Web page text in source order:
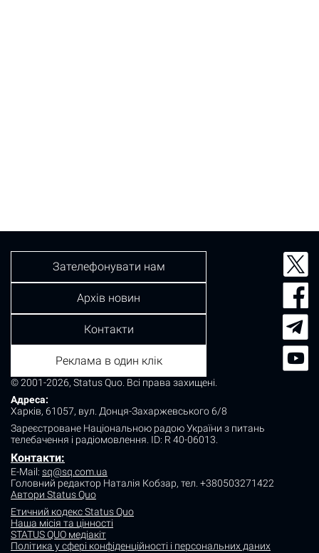
© 2001-2026, Status Quo. Всі права захищені.
Адреса:
Харків, 61057, вул. Донця-Захаржевського 6/8
Зареєстроване Національною радою України з питань
телебачення і радіомовлення. ID: R 40-06013.
Контакти:
E-Mail: sq@sq.com.ua
Головний редактор Наталія Кобзар, тел. +380503271422
Автори Status Quo
Етичний кодекс Status Quo
Наша місія та цінності
STATUS QUO медіакіт
Політика у сфері конфіденційності і персональних даних
Зателефонувати нам
Архів новин
Контакти
Реклама в один клік